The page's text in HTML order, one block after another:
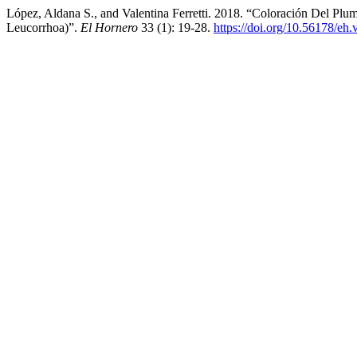
López, Aldana S., and Valentina Ferretti. 2018. “Coloración Del
Leucorrhoa)”. El Hornero 33 (1): 19-28. https://doi.org/10.56178/